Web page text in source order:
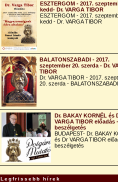
ESZTERGOM - 2017.
kedd- Dr. VARGA TIBOR
ESZTERGOM - 2017.
kedd - Dr. VARGA TIBOR
BALATONSZABADI - 2017.
szeptember 20. szerda - Dr.
TIBOR
Dr. VARGA TIBOR - 2017.
20. szerda - BALATONSZABADI
Dr. BAKAY KORNÉL és
VARGA TIBOR előadás -
beszélgetés
BUDAPEST- Dr. BAKAY
és Dr VARGA TIBOR
beszélgetés
Legfrissebb hírek